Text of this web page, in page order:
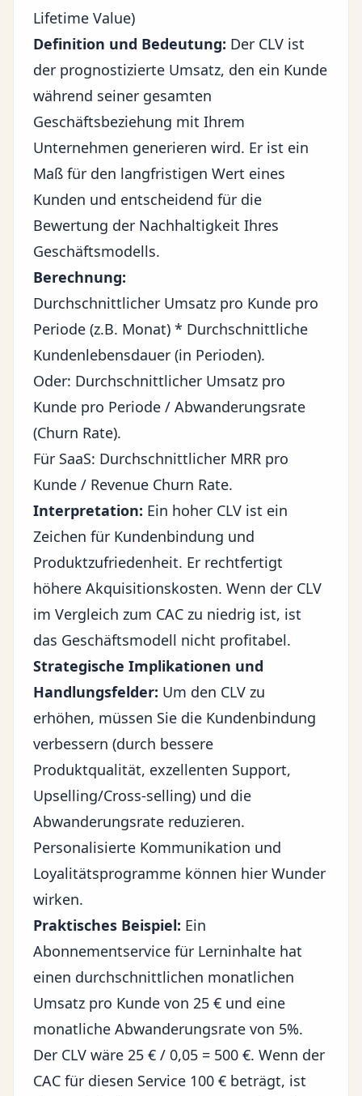
Lifetime Value)
Definition und Bedeutung: Der CLV ist
der prognostizierte Umsatz, den ein Kunde
während seiner gesamten
Geschäftsbeziehung mit Ihrem
Unternehmen generieren wird. Er ist ein
Maß für den langfristigen Wert eines
Kunden und entscheidend für die
Bewertung der Nachhaltigkeit Ihres
Geschäftsmodells.
Berechnung:
Durchschnittlicher Umsatz pro Kunde pro
Periode (z.B. Monat) * Durchschnittliche
Kundenlebensdauer (in Perioden).
Oder: Durchschnittlicher Umsatz pro
Kunde pro Periode / Abwanderungsrate
(Churn Rate).
Für SaaS: Durchschnittlicher MRR pro
Kunde / Revenue Churn Rate.
Interpretation: Ein hoher CLV ist ein
Zeichen für Kundenbindung und
Produktzufriedenheit. Er rechtfertigt
höhere Akquisitionskosten. Wenn der CLV
im Vergleich zum CAC zu niedrig ist, ist
das Geschäftsmodell nicht profitabel.
Strategische Implikationen und
Handlungsfelder: Um den CLV zu
erhöhen, müssen Sie die Kundenbindung
verbessern (durch bessere
Produktqualität, exzellenten Support,
Upselling/Cross-selling) und die
Abwanderungsrate reduzieren.
Personalisierte Kommunikation und
Loyalitätsprogramme können hier Wunder
wirken.
Praktisches Beispiel: Ein
Abonnementservice für Lerninhalte hat
einen durchschnittlichen monatlichen
Umsatz pro Kunde von 25 € und eine
monatliche Abwanderungsrate von 5%.
Der CLV wäre 25 € / 0,05 = 500 €. Wenn der
CAC für diesen Service 100 € beträgt, ist